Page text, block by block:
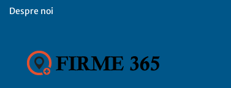
Despre noi